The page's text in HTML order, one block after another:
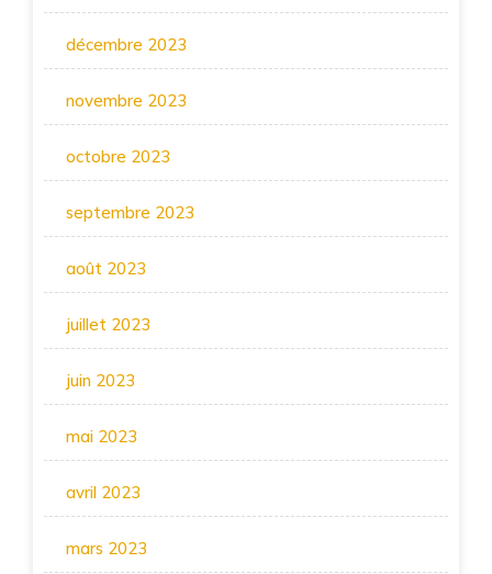
décembre 2023
novembre 2023
octobre 2023
septembre 2023
août 2023
juillet 2023
juin 2023
mai 2023
avril 2023
mars 2023